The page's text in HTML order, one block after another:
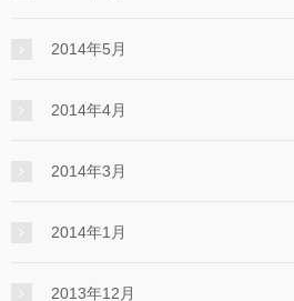
2014年5月
2014年4月
2014年3月
2014年1月
2013年12月